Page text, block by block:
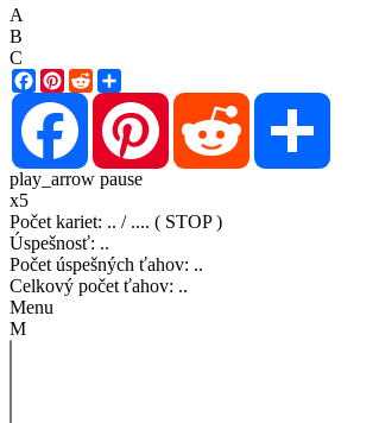
A
B
C
Facebook
Pinterest
Reddit
Facebook
Pinterest Reddit
play_arrow pause
x5
Počet kariet: .. / .... ( STOP )
Úspešnosť: ..
Počet úspešných ťahov: ..
Celkový počet ťahov: ..
Menu
M